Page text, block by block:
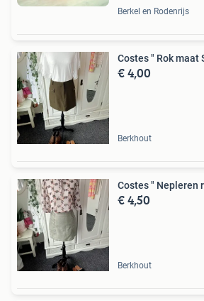
Berkel en Rodenrijs
Costes " Rok maat
€ 4,00
Berkhout
Costes " Nepleren
€ 4,50
Berkhout